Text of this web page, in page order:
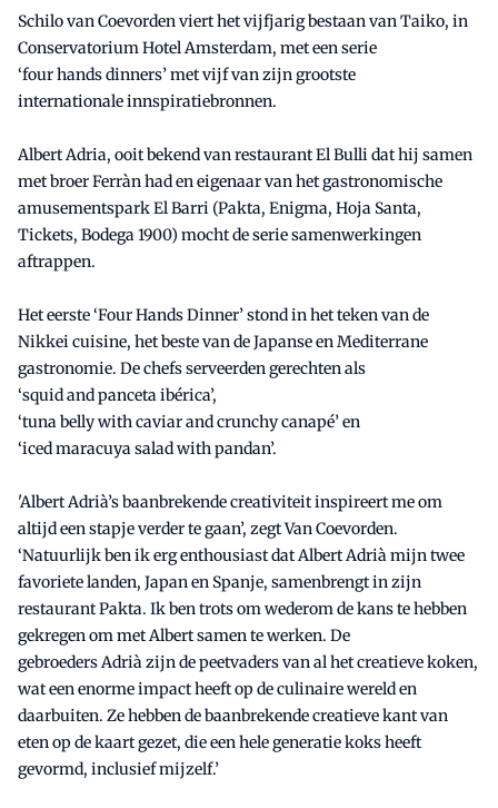
Schilovan Coevorden viert het vijfjarig bestaan vanTaiko, in
Conservatorium Hotel Amsterdam, met een serie
‘fourhands dinners’ met vijf van zijn grootste
internationale innspiratiebronnen.
AlbertAdria, ooit bekend van restaurant ElBullidat hij samen
met broerFerrànhad en eigenaar van het gastronomische
amusementspark ElBarri (Pakta, Enigma, Hoja Santa,
Tickets, Bodega 1900) mocht de serie samenwerkingen
aftrappen.
Het eerste ‘FourHandsDinner’ stond in het teken van de
Nikkei cuisine, het beste van de Japanse en Mediterrane
gastronomie. De chefs serveerden gerechten als
‘squidandpancetaibérica’,
‘tunabellywithcaviarandcrunchycanapé’ en
‘icedmaracuyasaladwithpandan’.
'AlbertAdrià’sbaanbrekende creativiteit inspireert me om
altijd een stapje verder te gaan’, zegt Van Coevorden.
‘Natuurlijk ben ik erg enthousiast dat AlbertAdriàmijn twee
favoriete landen, Japan en Spanje, samenbrengt in zijn
restaurantPakta. Ik ben trots om wederom de kans te hebben
gekregen om met Albert samen te werken. De
gebroedersAdriàzijn de peetvaders van al het creatieve koken,
wat een enorme impact heeft op de culinaire wereld en
daarbuiten. Ze hebben de baanbrekende creatieve kant van
eten op de kaart gezet, die een hele generatie koks heeft
gevormd, inclusief mijzelf.’